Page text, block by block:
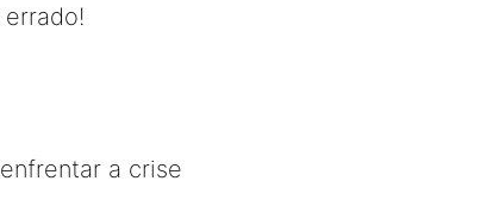
a crise